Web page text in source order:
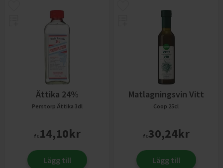
Ättika 24%
Perstorp Ättika 3dl
fr. 14,10kr
Lägg till
Matlagningsvin Vitt
Coop 25cl
fr.30,24kr
Lägg till